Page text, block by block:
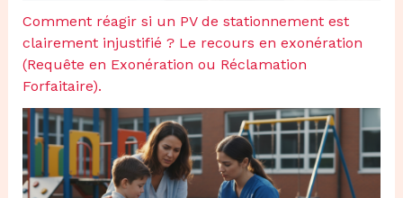
Comment réagir si un PV de stationnement est
clairement injustifié ? Le recours en exonération
(Requête en Exonération ou Réclamation
Forfaitaire).